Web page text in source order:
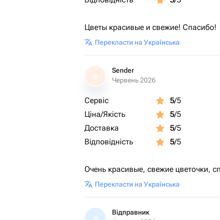
Цветы красивые и свежие! Спасибо!
Перекласти на Українська
S
Sender
Червень 2026
Сервіс 5/5
Ціна/Якість
5/5
Доставка
5/5
Відповідність
5/5
Очень красивые, свежие цветочки,
Перекласти на Українська
Відправник